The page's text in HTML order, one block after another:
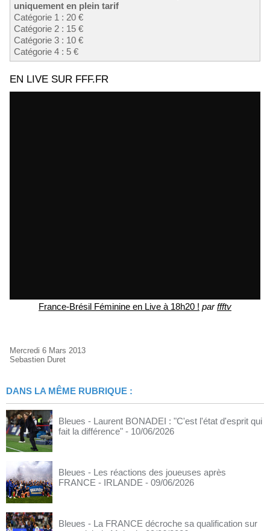
uniquement en plein tarif
Catégorie 1 : 20 €
Catégorie 2 : 15 €
Catégorie 3 : 10 €
Catégorie 4 : 5 €
EN LIVE SUR FFF.FR
France-Brésil Féminine en Live à 18h20 ! parffftv
Mercredi 6 Mars 2013
Sebastien Duret
DANS LA MÊME RUBRIQUE :
Bleues - Laurent BONADEI : "C'est l'état d'esprit qui
fait la différence" - 10/06/2026
Bleues - Les réactions des joueuses après
FRANCE - IRLANDE - 09/06/2026
Bleues - La FRANCE décroche sa qualification sur